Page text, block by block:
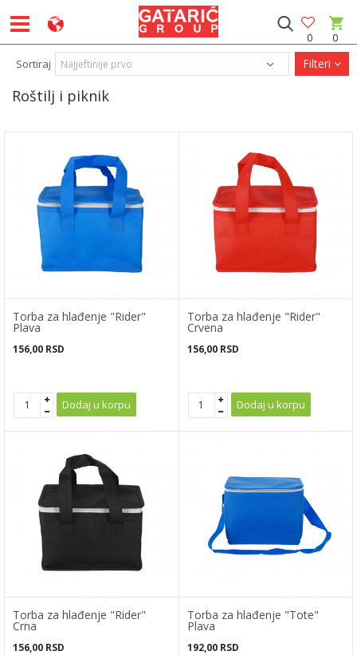
0
0
Roštilj i piknik
Sortiraj Filteri
Torba za hlađenje "Rider"
Plava
156,00 RSD
Dodaj u korpu
Torba za hlađenje "Rider"
Crvena
156,00 RSD
Dodaj u korpu
Torba za hlađenje "Rider"
Crna
156,00 RSD
Torba za hlađenje "Tote"
Plava
192,00 RSD